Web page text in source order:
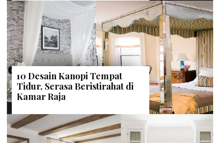
10 Desain Kanopi Tempat
Tidur, Serasa Beristirahat di
Kamar Raja